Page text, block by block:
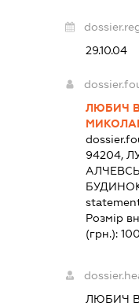
29.10.04
ЛЮБИЧ
94204,
Розмір
(грн.):100
ЛЮБИЧ